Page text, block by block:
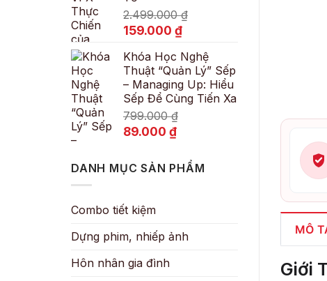
2.499.000₫
Giá
là:
2.499.000 ₫.
159.000 ₫Giá
tại
là:
159.000 ₫.
Khóa Học Nghệ
Thuật “Quản Lý” Sếp
– Managing Up: Hiểu
Sếp Để Cùng Tiến Xa
799.000₫
Giá
799.000 ₫.
89.000 ₫Giá
là:
DANH MỤC SẢN PHẨM
Combo tiết kiệm
Dựng phim, nhiếp ảnh
Hôn nhân gia đình
MÔ
Giới